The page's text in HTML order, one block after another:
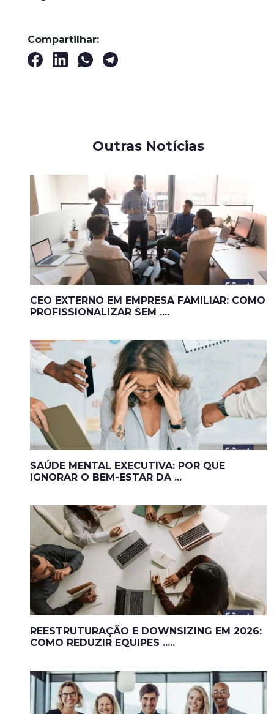
Compartilhar:
Outras Notícias
CEO EXTERNO EM EMPRESA FAMILIAR: COMO
PROFISSIONALIZAR SEM ....
SAÚDE MENTAL EXECUTIVA: POR QUE
IGNORAR O BEM-ESTAR DA ...
REESTRUTURAÇÃO E DOWNSIZING EM 2026:
COMO REDUZIR EQUIPES .....